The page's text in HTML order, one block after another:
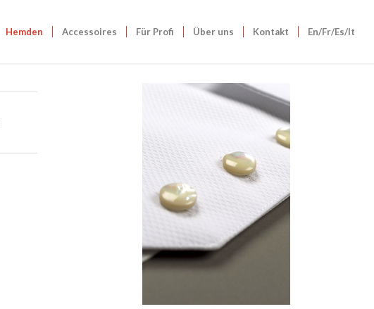
Hemden Accessoires Für Profi Über uns Kontakt En/Fr/Es/It